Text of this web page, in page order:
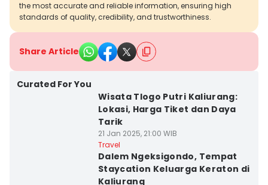
the most accurate and reliable information, ensuring high
standards of quality, credibility, and trustworthiness.
Share Article
Curated For You
Wisata Tlogo Putri Kaliurang:
Lokasi, Harga Tiket dan Daya
Tarik
21 Jan 2025, 21:00 WIB
Travel
Dalem Ngeksigondo, Tempat
Staycation Keluarga Keraton di
Kaliurang